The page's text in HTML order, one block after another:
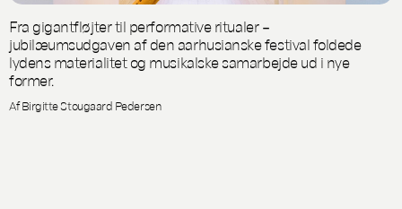
Fra gigantfløjter til performative ritualer –
jubilæumsudgaven af den aarhusianske festival foldede
lydens materialitet og musikalske samarbejde ud i nye
former.
Af Birgitte Stougaard Pedersen